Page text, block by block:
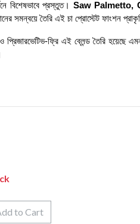
বিশেষভাবে প্রস্তুত। Saw Palmetto,
সমন্বয়ে তৈরি এই চা প্রোস্টেট ফাংশন
প্রিজারভেটিভ-ফ্রি এই ব্লেন্ড তৈরি হয়েছে
to Cart